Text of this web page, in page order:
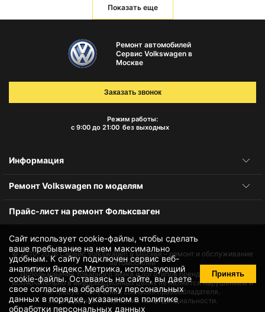
Показать еще
Сайт использует cookie-файлы, чтобы сделать
ваше пребывание на нем максимально
удобным. К cайту подключен сервис веб-
аналитики Яндекс.Метрика, использующий
cookie-файлы. Оставаясь на сайте, вы даете
своесогласие на обработку персональных
данных в порядке, указанном в политике
обработки персональных данных
Принять
Ремонт автомобилей
Сервис Volkswagen в
Москве
Режим работы:
с 9:00 до 21:00 без выходных
Заказать звонок
Информация
Ремонт Volkswagen по моделям
Прайс-лист на ремонт Фольксваген
© 2010-2026Сервис Volkswagen в Москве – ремонт и обслуживание
автомобилей
Использование товарного знака и логотипов бренда происходит
исключительно в информационных целях не является нарушением и
не требует получения согласия правообладателя.
Защита данных и политика конфиденциальности.